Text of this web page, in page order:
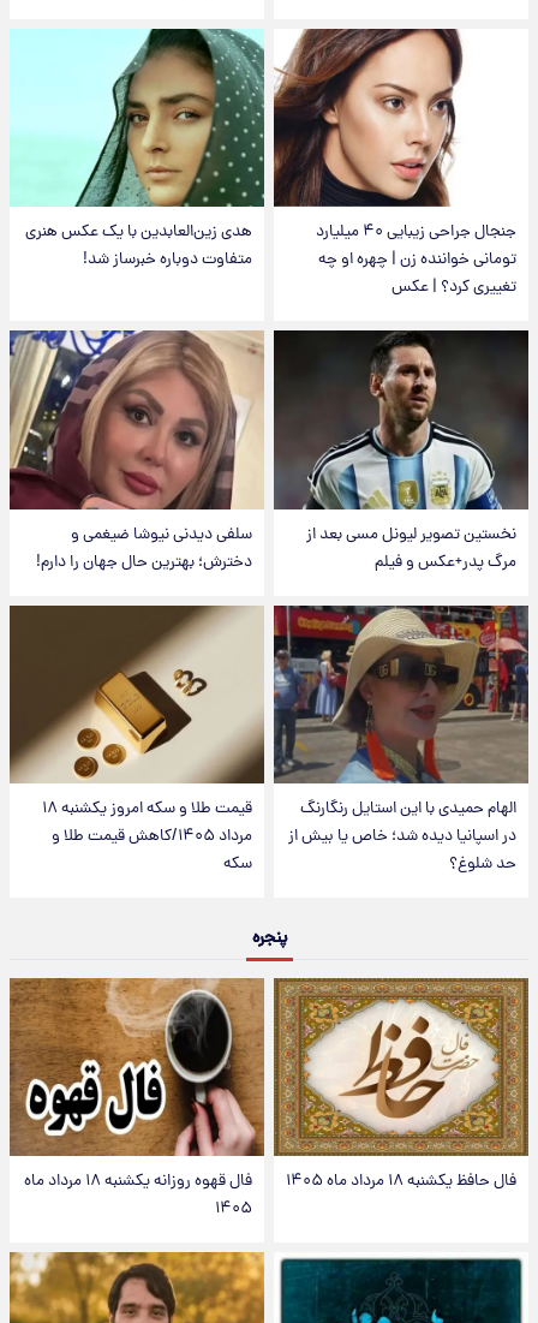
جنجال جراحی زیبایی ۴۰ میلیارد
تومانی خواننده زن | چهره او چه
تغییری کرد؟ | عکس
هدی زین‌العابدین با یک عکس هنری
متفاوت دوباره خبرساز شد!
نخستین تصویر لیونل مسی بعد از
مرگ پدر+عکس و فیلم
سلفی دیدنی نیوشا ضیغمی و
دخترش؛ بهترین حال جهان را دارم!
الهام حمیدی با این استایل رنگارنگ
در اسپانیا دیده شد؛ خاص یا بیش از
حد شلوغ؟
قیمت طلا و سکه امروز یکشنبه ۱۸
مرداد ۱۴۰۵/کاهش قیمت طلا و
سکه
پنجره
فال حافظ یکشنبه ۱۸ مرداد ماه ۱۴۰۵
فال قهوه روزانه یکشنبه ۱۸ مرداد ماه
۱۴۰۵